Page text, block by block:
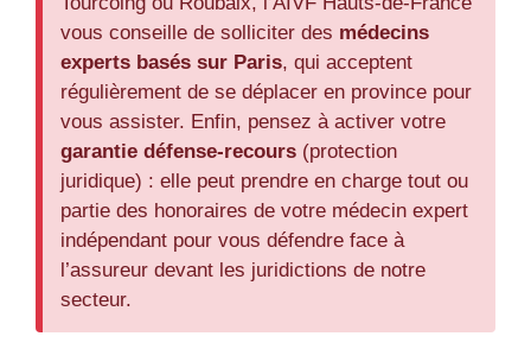
vous conseille de solliciter des médecins
experts basés sur Paris, qui acceptent
régulièrement de se déplacer en province pour
vous assister. Enfin, pensez à activer votre
garantie défense-recours (protection
juridique) : elle peut prendre en charge tout ou
partie des honoraires de votre médecin expert
indépendant pour vous défendre face à
l’assureur devant les juridictions de notre
secteur.